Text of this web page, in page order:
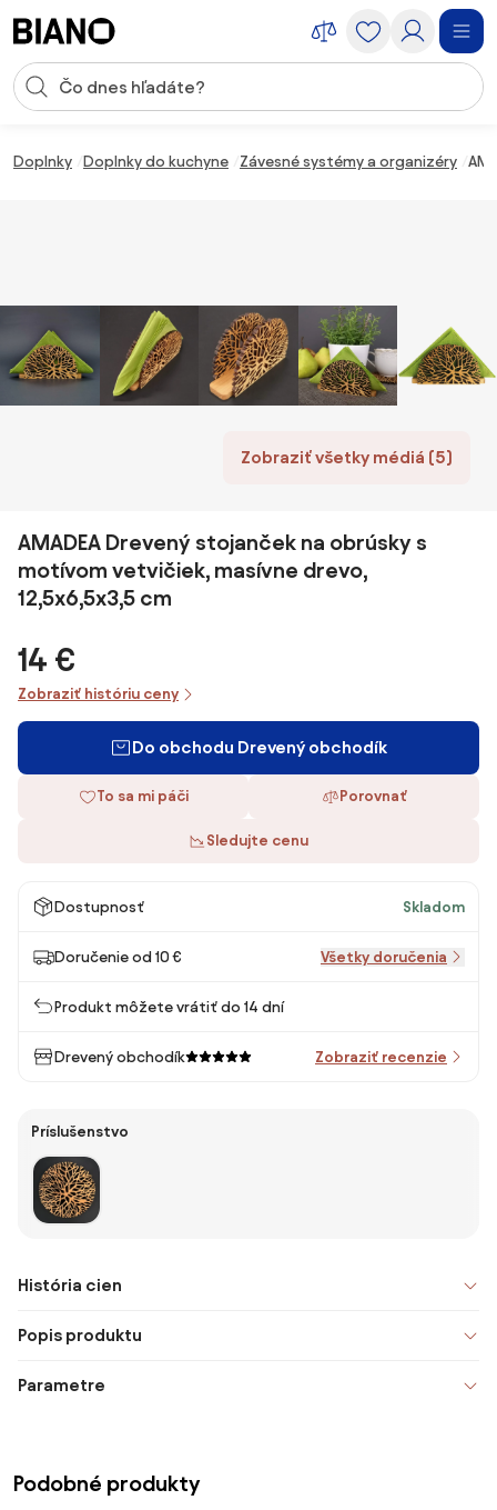
Vstup pre vyhľadávanie
Doplnky Doplnky do kuchyne Závesné systémy a organizéry
Zobraziť všetky médiá (5)
AMADEA Drevený stojanček na obrúsky s
motívom vetvičiek, masívne drevo,
12,5x6,5x3,5 cm
14 €
Zobraziť históriu ceny
Do obchodu Drevený obchodík
To sa mi páči Porovnať
Sledujte cenu
Dostupnosť Skladom
Doručenie od 10 € Všetky doručenia
Produkt môžete vrátiť do 14 dní
Drevený obchodík Zobraziť recenzie
Príslušenstvo
História cien
Popis produktu
Parametre
Podobné produkty